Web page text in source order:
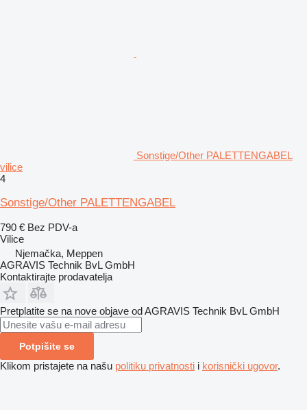
Sonstige/Other PALETTENGABEL
vilice
4
Sonstige/Other PALETTENGABEL
790 € Bez PDV-a
Vilice
Njemačka, Meppen
AGRAVIS Technik BvL GmbH
Kontaktirajte prodavatelja
Pretplatite se na nove objave od AGRAVIS Technik BvL GmbH
Potpišite se
Klikom pristajete na našu politiku privatnosti i korisnički ugovor.